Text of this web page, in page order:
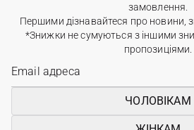
замовлення.
Першими дізнавайтеся про новини,
*Знижки не сумуються з іншими
пропозиціями.
ЧОЛОВІКАМ